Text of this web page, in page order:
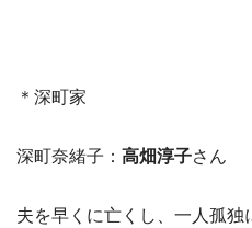
＊深町家
深町奈緒子： 高畑淳子さん
夫を早くに亡くし、一人孤独